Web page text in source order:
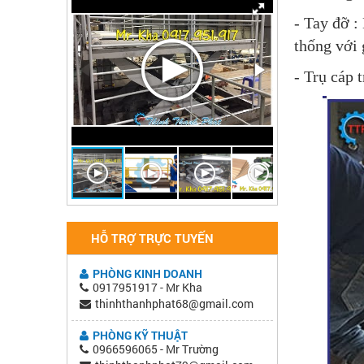
HỖ TRỢ TRỰC TUYẾN
PHÒNG KINH DOANH
0917951917 - Mr Kha
thinhthanhphat68@gmail.com
PHÒNG KỸ THUẬT
0966596065 - Mr Trường
- Tay đỡ :
thống với
- Trụ cáp